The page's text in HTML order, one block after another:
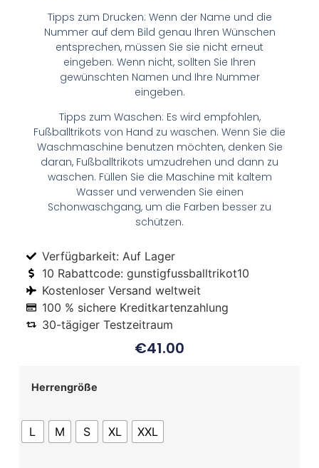
Tipps zum Drucken: Wenn der Name und die
Nummer auf dem Bild genau Ihren Wünschen
entsprechen, müssen Sie sie nicht erneut
eingeben. Wenn nicht, sollten Sie Ihren
gewünschten Namen und Ihre Nummer
eingeben.
Tipps zum Waschen: Es wird empfohlen,
Fußballtrikots von Hand zu waschen. Wenn Sie die
Waschmaschine benutzen möchten, denken Sie
daran, Fußballtrikots umzudrehen und dann zu
waschen. Füllen Sie die Maschine mit kaltem
Wasser und verwenden Sie einen
Schonwaschgang, um die Farben besser zu
schützen.
Verfügbarkeit: Auf Lager
10 Rabattcode: gunstigfussballtrikot10
Kostenloser Versand weltweit
100 % sichere Kreditkartenzahlung
30-tägiger Testzeitraum
€41.00
Herrengröße
L M S XL XXL